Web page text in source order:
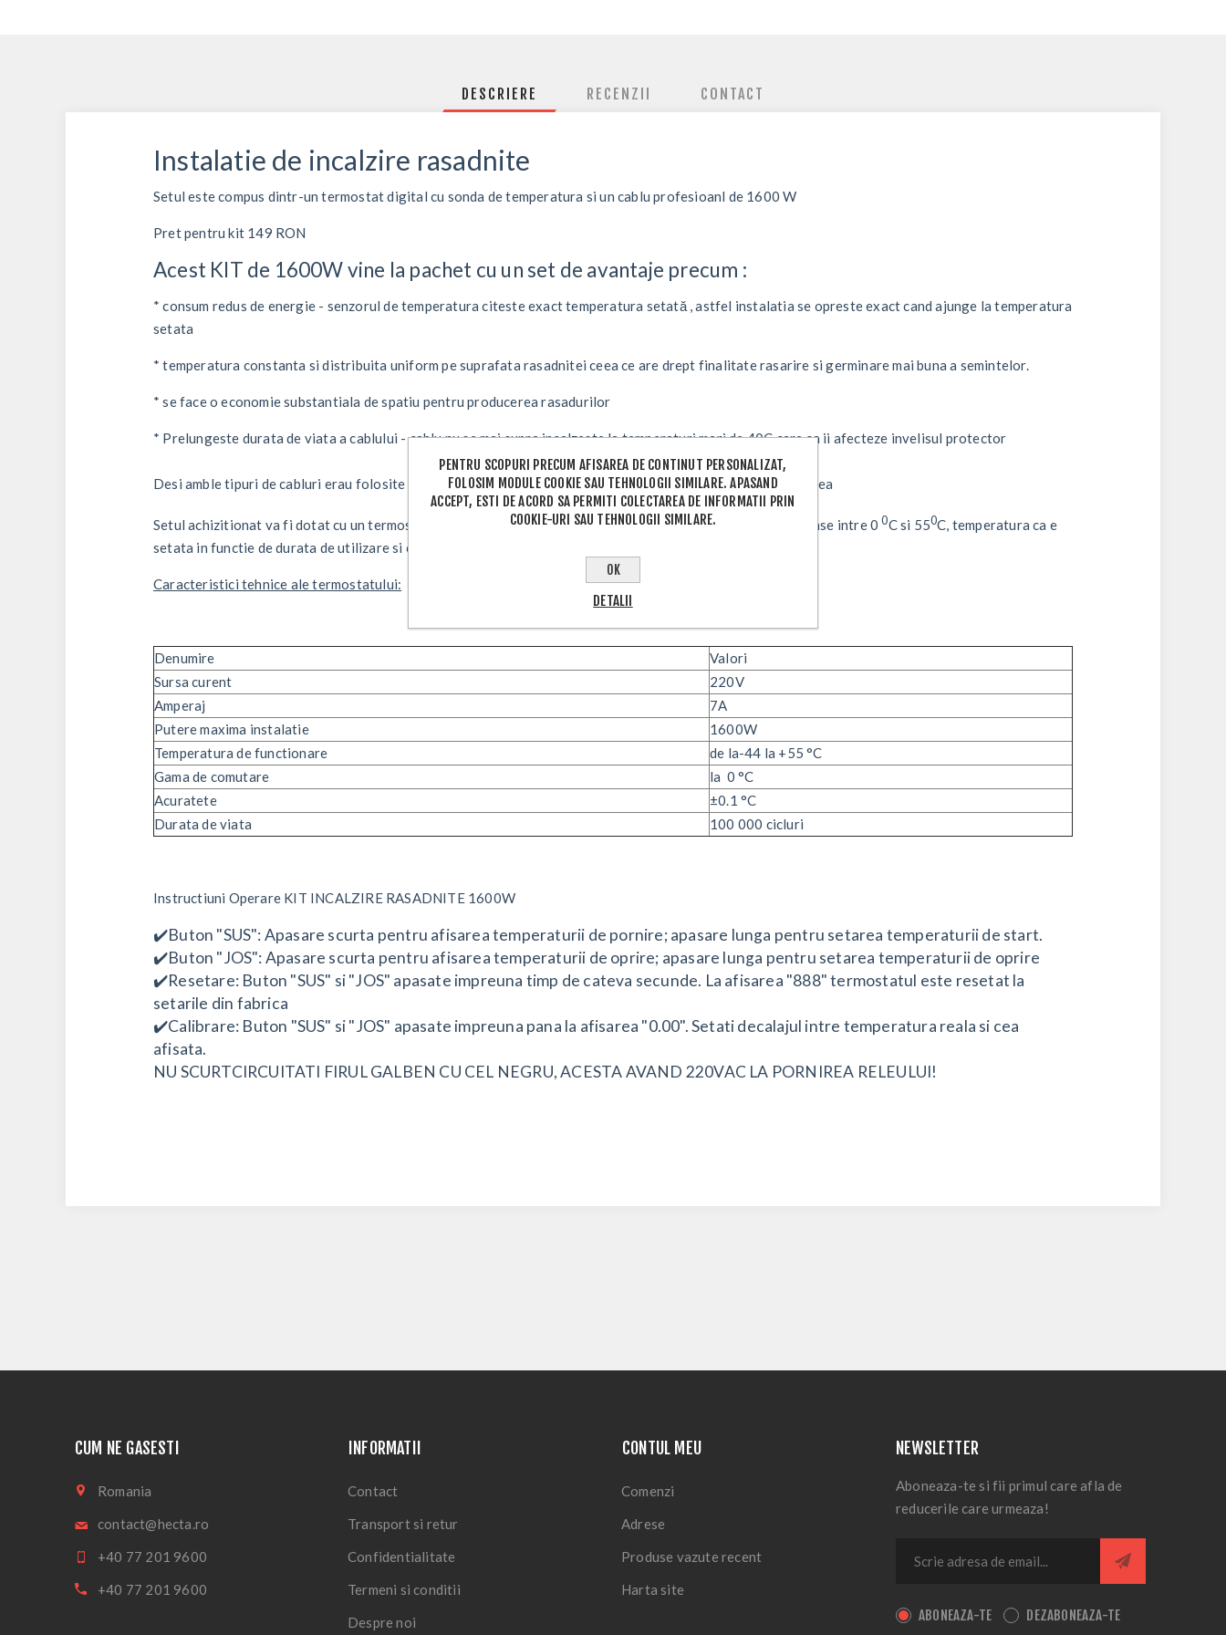
DESCRIERE RECENZII CONTACT
Instalatie de incalzire rasadnite
Setul este compus dintr-un termostat digital cu sonda de temperatura si un cablu profesioanl de 1600 W
Pret pentru kit 149 RON
Acest KIT de 1600W vine la pachet cu un set de avantaje precum :
* consum redus de energie - senzorul de temperatura citeste exact temperatura setată , astfel instalatia se opreste exact cand ajunge la temperatura
setata
* temperatura constanta si distribuita uniform pe suprafata rasadnitei ceea ce are drept finalitate rasarire si germinare mai buna a semintelor.
* se face o economie substantiala de spatiu pentru producerea rasadurilor
* Prelungeste durata de viata a cablului - cablu nu se mai supra incalzeste la temperaturi mari de 40C care sa ii afecteze invelisul protector
Desi amble tipuri de cabluri erau folosite pentru incalzirea pardoselilor, in ultimii ani si-au gasit intrebuintarea
Setul achizitionat va fi dotat cu un termostat digital pentru pentru ajustarea temperaturii in intervale cuprinse intre 00C si 550C, temperatura ca e
setata in functie de durata de utilizare si conditiile mediului ambiant
Caracteristici tehnice ale termostatului:
Denumire
Valori
Sursa curent
220V
Amperaj
7A
Putere maxima instalatie
1600W
Temperatura de functionare
de la-44 la +55 °C
Gama de comutare
la 0 °C
Acuratete
±0.1 °C
Durata de viata
100 000 cicluri
Instructiuni Operare KIT INCALZIRE RASADNITE 1600W
✔️Buton "SUS": Apasare scurta pentru afisarea temperaturii de pornire; apasare lunga pentru setarea temperaturii de start.
✔️Buton "JOS": Apasare scurta pentru afisarea temperaturii de oprire; apasare lunga pentru setarea temperaturii de oprire
✔️Resetare: Buton "SUS" si "JOS" apasate impreuna timp de cateva secunde. La afisarea "888" termostatul este resetat la
setarile din fabrica
✔️Calibrare: Buton "SUS" si "JOS" apasate impreuna pana la afisarea "0.00". Setati decalajul intre temperatura reala si cea
afisata.
NU SCURTCIRCUITATI FIRUL GALBEN CU CEL NEGRU, ACESTA AVAND 220VAC LA PORNIREA RELEULUI!
CUM NE GASESTI
Romania
contact@hecta.ro
+40 77 201 9600
+40 77 201 9600
INFORMATII
Contact
Transport si retur
Confidentialitate
Termeni si conditii
Despre noi
CONTUL MEU
Comenzi
Adrese
Produse vazute recent
Harta site
NEWSLETTER
Aboneaza-te si fii primul care afla de
reducerile care urmeaza!
ABONEAZA-TE DEZABONEAZA-TE
PENTRU SCOPURI PRECUM AFISAREA DE CONTINUT PERSONALIZAT,
FOLOSIM MODULE COOKIE SAU TEHNOLOGII SIMILARE. APASAND
ACCEPT, ESTI DE ACORD SA PERMITI COLECTAREA DE INFORMATII PRIN
COOKIE-URI SAU TEHNOLOGII SIMILARE.
OK
DETALII